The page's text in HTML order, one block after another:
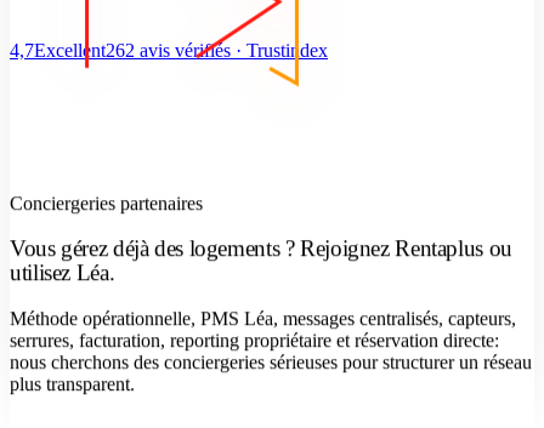
4,7Excellent262 avis vérifiés · Trustindex
Conciergeries partenaires
Vous gérez déjà des logements ? Rejoignez Rentaplus ou
utilisez Léa.
Méthode opérationnelle, PMS Léa, messages centralisés, capteurs,
serrures, facturation, reporting propriétaire et réservation directe:
nous cherchons des conciergeries sérieuses pour structurer un réseau
plus transparent.